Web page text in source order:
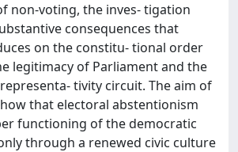
non-voting, the inves- tigation
consequences that
on the constitu- tional order
legitimacy of Parliament and the
tivity circuit. The aim of
that electoral abstentionism
functioning of the democratic
through a renewed civic culture